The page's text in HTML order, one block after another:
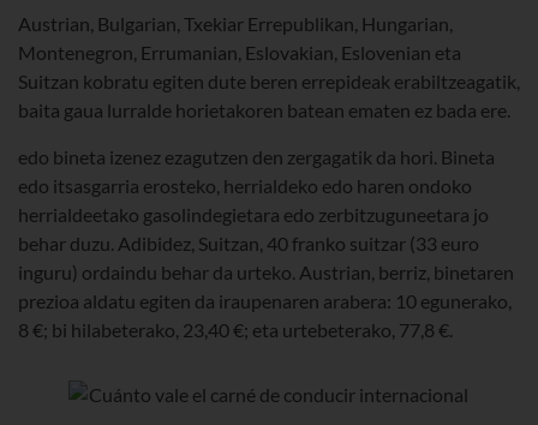
Austrian, Bulgarian, Txekiar Errepublikan, Hungarian,
Montenegron, Errumanian, Eslovakian, Eslovenian eta
Suitzan kobratu egiten dute beren errepideak erabiltzeagatik,
baita gaua lurralde horietakoren batean ematen ez bada ere.
edo bineta izenez ezagutzen den zergagatik da hori. Bineta
edo itsasgarria erosteko, herrialdeko edo haren ondoko
herrialdeetako gasolindegietara edo zerbitzuguneetara jo
behar duzu. Adibidez, Suitzan, 40 franko suitzar (33 euro
inguru) ordaindu behar da urteko. Austrian, berriz, binetaren
prezioa aldatu egiten da iraupenaren arabera: 10 egunerako,
8 €; bi hilabeterako, 23,40 €; eta urtebeterako, 77,8 €.